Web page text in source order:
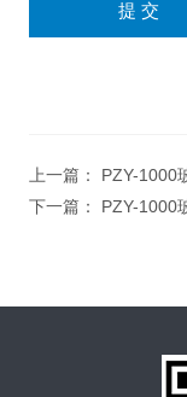
上一篇： PZY-1000
下一篇： PZY-1000